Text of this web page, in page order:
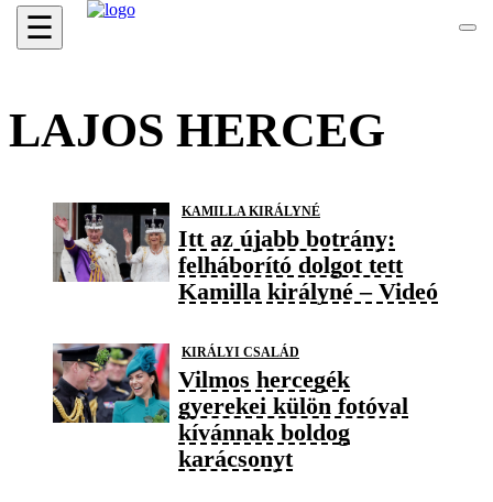
☰
LAJOS HERCEG
KAMILLA KIRÁLYNÉ
Itt az újabb botrány:
felháborító dolgot tett
Kamilla királyné – Videó
KIRÁLYI CSALÁD
Vilmos hercegék
gyerekei külön fotóval
kívánnak boldog
karácsonyt